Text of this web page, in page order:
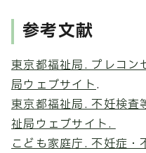
参考文献
東京都福祉局. プレコン
局ウェブサイト.
東京都福祉局. 不妊検査
祉局ウェブサイト.
こども家庭庁. 不妊症・